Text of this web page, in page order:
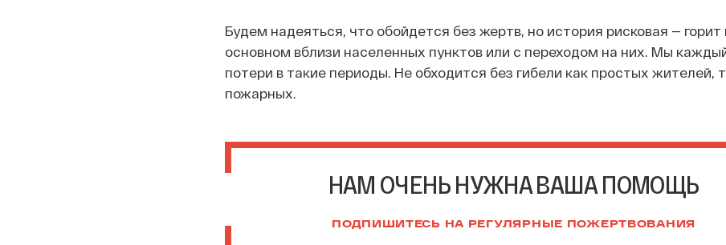
Будем надеяться, что обойдется без жертв, но история рисковая — горит
основном вблизи населенных пунктов или с переходом на них. Мы
потери в такие периоды. Не обходится без гибели как простых жителей,
пожарных.
НАМ ОЧЕНЬ НУЖНА ВАША ПОМОЩЬ
ПОДПИШИТЕСЬ НА РЕГУЛЯРНЫЕ ПОЖЕРТВОВАНИЯ